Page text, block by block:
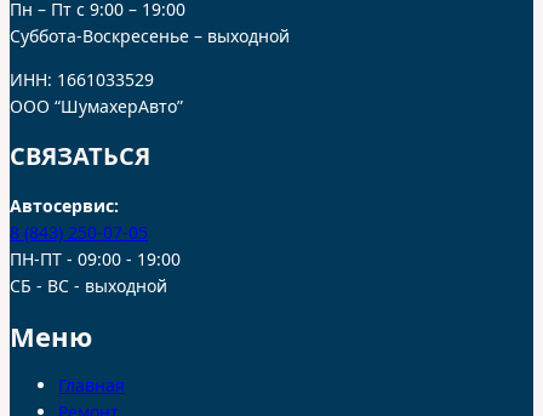
Пн – Пт с 9:00 – 19:00
Суббота-Воскресенье – выходной
ИНН: 1661033529
ООО “ШумахерАвто”
СВЯЗАТЬСЯ
Автосервис:
8 (843) 250-07-05
ПН-ПТ - 09:00 - 19:00
СБ - ВС - выходной
Меню
Главная